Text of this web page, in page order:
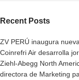
Recent Posts
ZV PERÚ inaugura
Coinrefri Air desarrolla
Ziehl-Abegg North
directora de Marketing